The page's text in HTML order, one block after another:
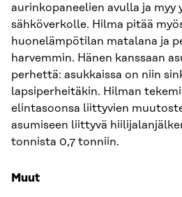
aurinkopaneelien avulla ja myy
sähköverkolle. Hilma pitää
huonelämpötilan matalana ja
harvemmin. Hänen kanssaan
perhettä: asukkaissa on niin
lapsiperheitäkin. Hilman
elintasoonsa liittyvien
asumiseen liittyvä
tonnista 0,7 tonniin.
Muut